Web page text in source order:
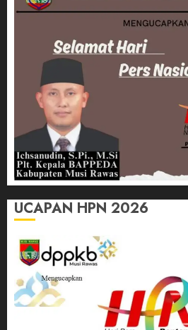
UCAPAN HPN 2026